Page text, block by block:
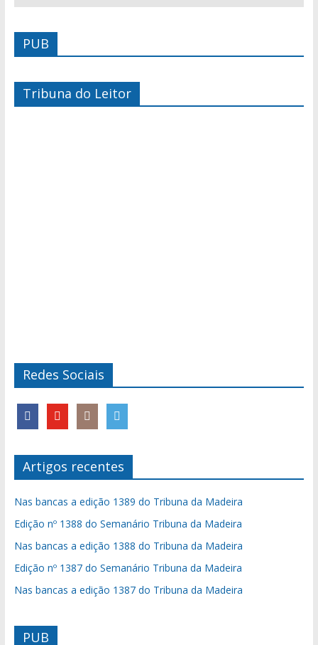
PUB
Tribuna do Leitor
Redes Sociais
Artigos recentes
Nas bancas a edição 1389 do Tribuna da Madeira
Edição nº 1388 do Semanário Tribuna da Madeira
Nas bancas a edição 1388 do Tribuna da Madeira
Edição nº 1387 do Semanário Tribuna da Madeira
Nas bancas a edição 1387 do Tribuna da Madeira
PUB